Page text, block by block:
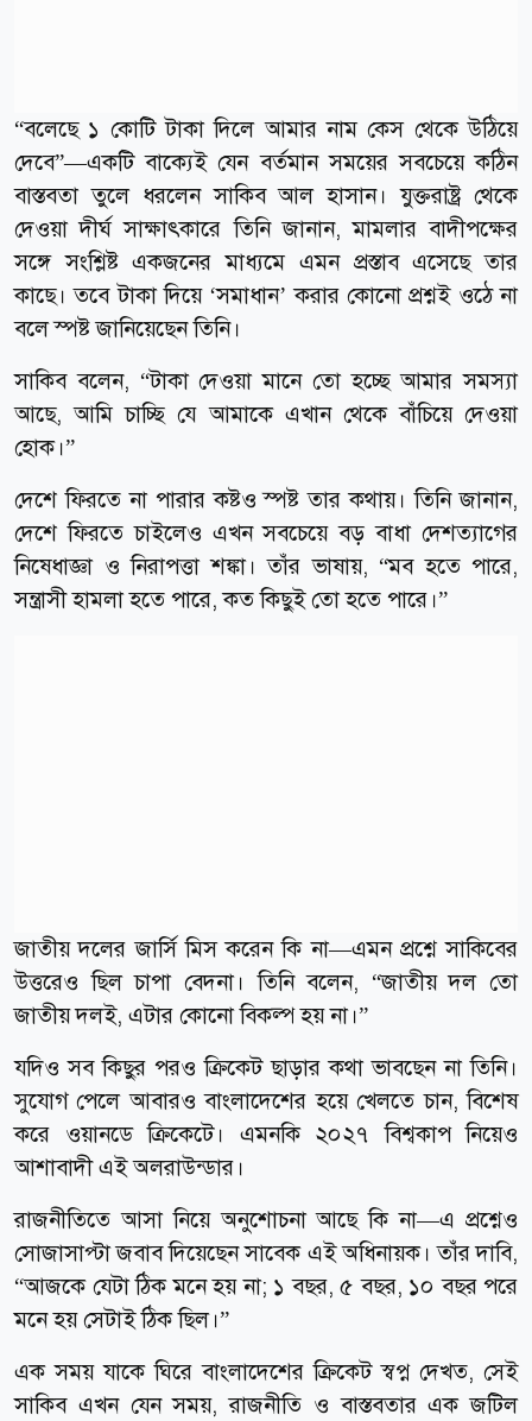
“বলেছে ১ কোটি টাকা দিলে আমার নাম কেস থেকে উঠিয়ে
দেবে”—একটি বাক্যেই যেন বর্তমান সময়ের সবচেয়ে কঠিন
বাস্তবতা তুলে ধরলেন সাকিব আল হাসান। যুক্তরাষ্ট্র থেকে
দেওয়া দীর্ঘ সাক্ষাৎকারে তিনি জানান, মামলার বাদীপক্ষের
সঙ্গে সংশ্লিষ্ট একজনের মাধ্যমে এমন প্রস্তাব এসেছে তার
কাছে। তবে টাকা দিয়ে ‘সমাধান’ করার কোনো প্রশ্নই ওঠে না
বলে স্পষ্ট জানিয়েছেন তিনি।
সাকিব বলেন, “টাকা দেওয়া মানে তো হচ্ছে আমার সমস্যা
আছে, আমি চাচ্ছি যে আমাকে এখান থেকে বাঁচিয়ে দেওয়া
হোক।”
দেশে ফিরতে না পারার কষ্টও স্পষ্ট তার কথায়। তিনি জানান,
দেশে ফিরতে চাইলেও এখন সবচেয়ে বড় বাধা দেশত্যাগের
নিষেধাজ্ঞা ও নিরাপত্তা শঙ্কা। তাঁর ভাষায়, “মব হতে পারে,
সন্ত্রাসী হামলা হতে পারে, কত কিছুই তো হতে পারে।”
জাতীয় দলের জার্সি মিস করেন কি না—এমন প্রশ্নে সাকিবের
উত্তরেও ছিল চাপা বেদনা। তিনি বলেন, “জাতীয় দল তো
জাতীয় দলই, এটার কোনো বিকল্প হয় না।”
যদিও সব কিছুর পরও ক্রিকেট ছাড়ার কথা ভাবছেন না তিনি।
সুযোগ পেলে আবারও বাংলাদেশের হয়ে খেলতে চান, বিশেষ
করে ওয়ানডে ক্রিকেটে। এমনকি ২০২৭ বিশ্বকাপ নিয়েও
আশাবাদী এই অলরাউন্ডার।
রাজনীতিতে আসা নিয়ে অনুশোচনা আছে কি না—এ প্রশ্নেও
সোজাসাপ্টা জবাব দিয়েছেন সাবেক এই অধিনায়ক। তাঁর দাবি,
“আজকে যেটা ঠিক মনে হয় না; ১ বছর, ৫ বছর, ১০ বছর পরে
মনে হয় সেটাই ঠিক ছিল।”
এক সময় যাকে ঘিরে বাংলাদেশের ক্রিকেট স্বপ্ন দেখত, সেই
সাকিব এখন যেন সময়, রাজনীতি ও বাস্তবতার এক জটিল